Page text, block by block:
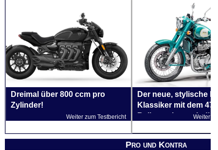
Dreimal über 800 ccm pro
Zylinder!
Weiter zum Testbericht
Der neue, stylische
Klassiker mit dem 47
Reihentwin ausWeiter
Pro und Kontra